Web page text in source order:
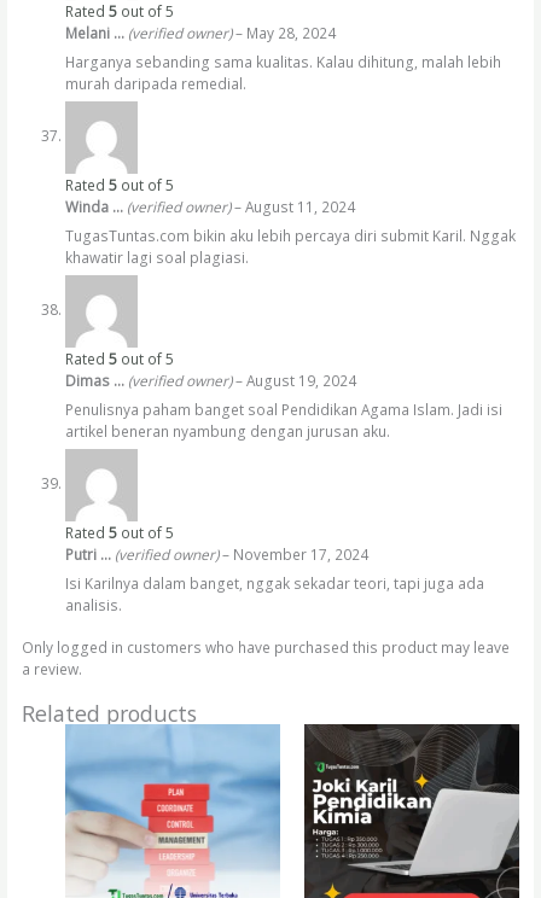
Rated 5out of 5
Melani … (verified owner) – May 28, 2024
Harganya sebanding sama kualitas. Kalau dihitung, malah lebih
murah daripada remedial.
Rated 5out of 5
Winda … (verified owner) – August 11, 2024
TugasTuntas.com bikin aku lebih percaya diri submit Karil. Nggak
khawatir lagi soal plagiasi.
Rated 5out of 5
Dimas … (verified owner) – August 19, 2024
Penulisnya paham banget soal Pendidikan Agama Islam. Jadi isi
artikel beneran nyambung dengan jurusan aku.
Rated 5out of 5
Putri … (verified owner) – November 17, 2024
Isi Karilnya dalam banget, nggak sekadar teori, tapi juga ada
analisis.
Only logged in customers who have purchased this product may leave
a review.
Related products
Rp25.000
through
Rp1.300.000
product
has
multiple
variants.
The
options
may
Price
range:
Rp250.000
through
Rp1.900.000
This
product
has
multiple
options
may